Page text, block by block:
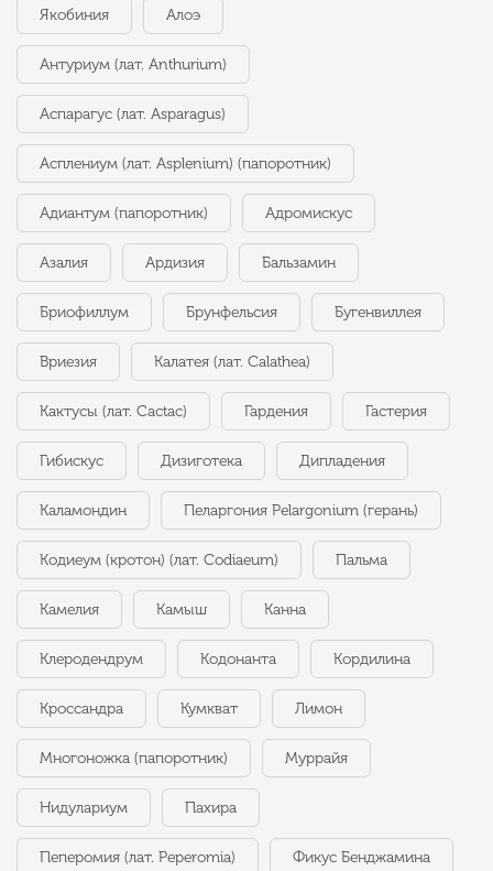
Якобиния Алоэ
Антуриум (лат. Anthurium)
Аспарагус (лат. Asparagus)
Асплениум (лат. Asplenium) (папоротник)
Адиантум (папоротник) Адромискус
Азалия Ардизия Бальзамин
Бриофиллум Брунфельсия Бугенвиллея
Вриезия Калатея (лат. Calathea)
Кактусы (лат. Cactac) Гардения Гастерия
Гибискус Дизиготека Дипладения
Каламондин Пеларгония Pelargonium (герань)
Кодиеум (кротон) (лат. Codiaeum) Пальма
Камелия Камыш Канна
Клеродендрум Кодонанта Кордилина
Кроссандра Кумкват Лимон
Многоножка (папоротник) Муррайя
Нидулариум Пахира
Пеперомия (лат. Peperomia) Фикус Бенджамина